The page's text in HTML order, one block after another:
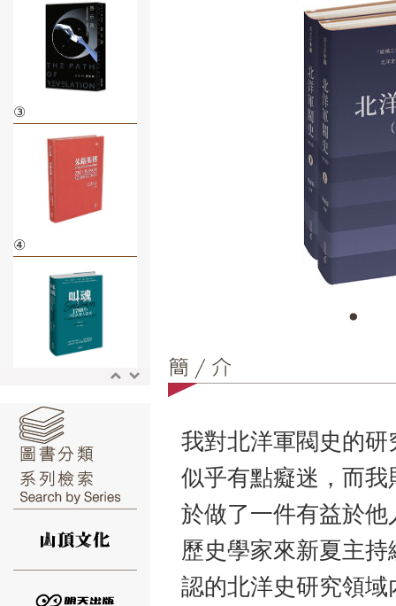
③
④
⑥
我對北洋軍閥史的
似乎有點癡迷，而
於做了一件有益於
歷史學家來新夏主
認的北洋史研究領